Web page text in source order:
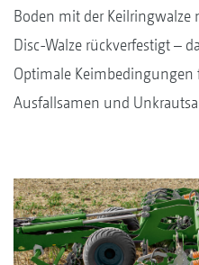
Boden mit der
Disc-Walze rückverfestigt –
Optimale
Ausfallsamen und